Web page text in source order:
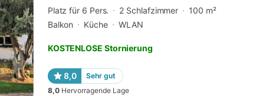
Platz für 6 Pers. 2 Schlafzimmer
100 m²
Balkon
Küche WLAN
KOSTENLOSE Stornierung
8,0
Sehr gut
8,0 Hervorragende Lage